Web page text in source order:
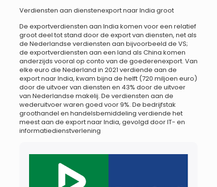
Verdiensten aan dienstenexport naar India groot
De exportverdiensten aan India komen voor een relatief
groot deel tot stand door de export van diensten, net als
de Nederlandse verdiensten aan bijvoorbeeld de VS;
de exportverdiensten aan een land als China komen
anderzijds vooral op conto van de goederenexport. Van
elke euro die Nederland in 2021 verdiende aan de
export naar India, kwam bijna de helft (720 miljoen euro)
door de uitvoer van diensten en 43% door de uitvoer
van Nederlandse makelij. De verdiensten aan de
wederuitvoer waren goed voor 9%. De bedrijfstak
groothandel en handelsbemiddeling verdiende het
meest aan de export naar India, gevolgd door IT- en
informatiedienstverlening